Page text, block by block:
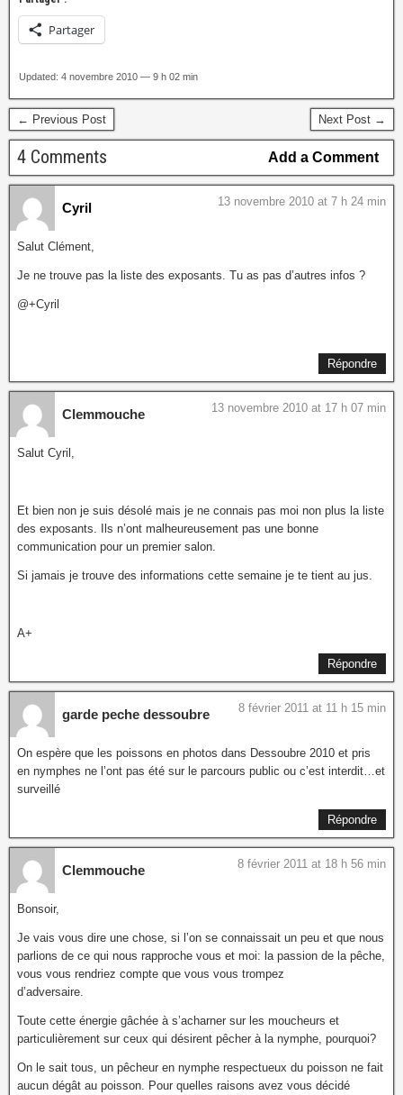
Partager
Updated: 4 novembre 2010 — 9 h 02 min
← Previous Post Next Post →
4 Comments Add a Comment
Cyril 13 novembre 2010 at 7 h 24 min
Salut Clément,
Je ne trouve pas la liste des exposants. Tu as pas d’autres infos ?
@+Cyril
Répondre
Clemmouche 13 novembre 2010 at 17 h 07 min
Salut Cyril,
Et bien non je suis désolé mais je ne connais pas moi non plus la liste
des exposants. Ils n’ont malheureusement pas une bonne
communication pour un premier salon.
Si jamais je trouve des informations cette semaine je te tient au jus.
A+
Répondre
garde peche dessoubre 8 février 2011 at 11 h 15 min
On espère que les poissons en photos dans Dessoubre 2010 et pris
en nymphes ne l’ont pas été sur le parcours public ou c’est interdit…et
surveillé
Répondre
Clemmouche 8 février 2011 at 18 h 56 min
Bonsoir,
Je vais vous dire une chose, si l’on se connaissait un peu et que nous
parlions de ce qui nous rapproche vous et moi: la passion de la pêche,
vous vous rendriez compte que vous vous trompez
d’adversaire.
Toute cette énergie gâchée à s’acharner sur les moucheurs et
particulièrement sur ceux qui désirent pêcher à la nymphe, pourquoi?
On le sait tous, un pêcheur en nymphe respectueux du poisson ne fait
aucun dégât au poisson. Pour quelles raisons avez vous décidé